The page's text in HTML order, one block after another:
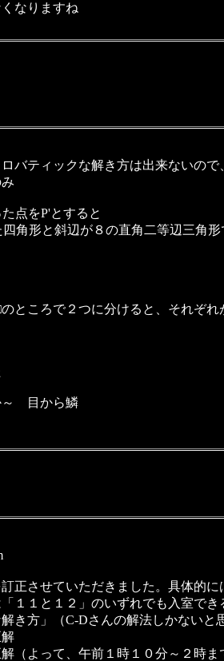
なりますね
バティックな解き方は出来ないので
点をP'とすると
角形と斜辺が８の直角二等辺三角形
ところで２つに分けると、それぞれ
～ 目から鱗
正させていただきました。具体的
１１と１２」のいずれでも入室でき
き方」（C-Dさんの解法しかないと
（よって、午前１時１０分～２時ま